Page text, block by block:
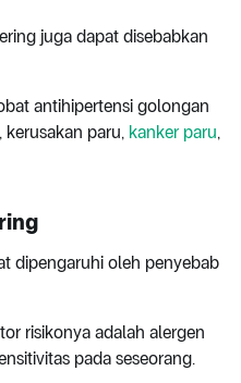
juga dapat disebabkan
antihipertensi golongan
kerusakan paru, kanker paru,
dipengaruhi oleh penyebab
risikonya adalah alergen
pada seseorang.